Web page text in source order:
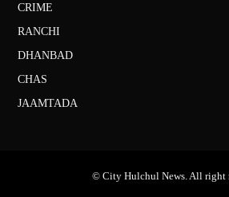
CRIME
RANCHI
DHANBAD
CHAS
JAAMTADA
© City Hulchul News. All right